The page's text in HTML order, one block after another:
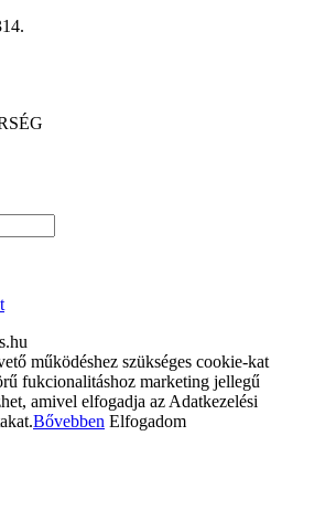
működéshez szükséges cookie-kat
fukcionalitáshoz marketing jellegű
amivel elfogadja az Adatkezelési
Bővebben Elfogadom